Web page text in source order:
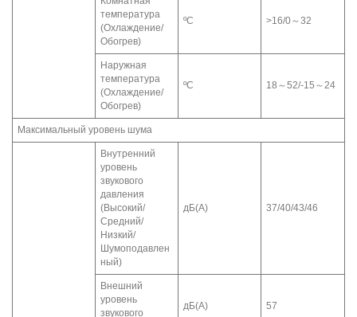
температура
(Охлаждение/
Обогрев)
ºC >16/0～32
Наружная
температура
(Охлаждение/
Обогрев)
ºC 18～52/-15～24
Максимальный уровень шума
Внутренний
уровень
звукового
давления
(Высокий/
Средний/
Низкий/
Шумоподавлен
ный)
дБ(A) 37/40/43/46
Внешний
уровень
звукового
дБ(A) 57